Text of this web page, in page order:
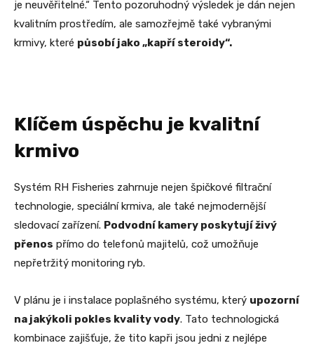
je neuvěřitelné.“ Tento pozoruhodný výsledek je dán nejen
kvalitním prostředím, ale samozřejmě také vybranými
krmivy, které působí jako „kapří steroidy“.
Klíčem úspěchu je kvalitní
krmivo
Systém RH Fisheries zahrnuje nejen špičkové filtrační
technologie, speciální krmiva, ale také nejmodernější
sledovací zařízení. Podvodní kamery poskytují živý
přenos přímo do telefonů majitelů, což umožňuje
nepřetržitý monitoring ryb.
V plánu je i instalace poplašného systému, který upozorní
na jakýkoli pokles kvality vody. Tato technologická
kombinace zajišťuje, že tito kapři jsou jedni z nejlépe